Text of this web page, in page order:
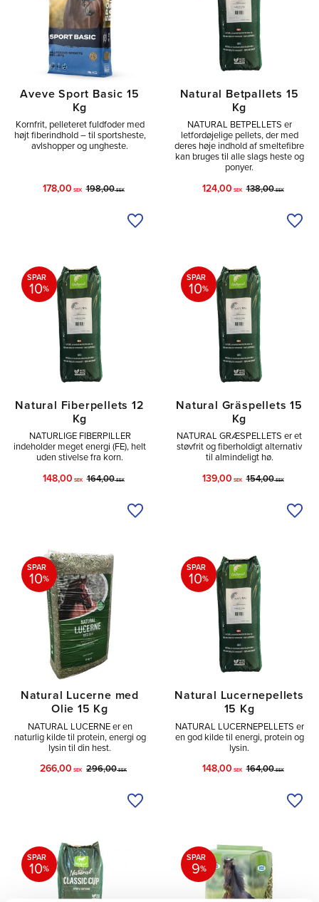
Aveve Sport Basic 15
Kg
Kornfrit, pelleteret fuldfoder med
højt fiberindhold – til sportsheste,
avlshopper og ungheste.
178,00 SEK 198,00SEK
Tilføj til ønskeliste
Natural Betpallets 15
Kg
NATURAL BETPELLETS er
letfordøjelige pellets, der med
deres høje indhold af smeltefibre
kan bruges til alle slags heste og
ponyer.
124,00 SEK 138,00SEK
Natural Fiberpellets 12
Kg
NATURLIGE FIBERPILLER
indeholder meget energi (FE), helt
uden stivelse fra korn.
148,00 SEK 164,00SEK
SPAR
10%
Tilføj til ønskeliste
Natural Gräspellets 15
Kg
NATURAL GRÆSPELLETS er et
støvfrit og fiberholdigt alternativ
til almindeligt hø.
139,00 SEK 154,00SEK
SPAR
10%
Natural Lucerne med
Olie 15 Kg
NATURAL LUCERNE er en
naturlig kilde til protein, energi og
lysin til din hest.
266,00 SEK 296,00SEK
SPAR
10%
Tilføj til ønskeliste
Natural Lucernepellets
15 Kg
NATURAL LUCERNEPELLETS er
en god kilde til energi, protein og
lysin.
148,00 SEK 164,00SEK
SPAR
10%
SPAR
10%
SPAR
9%